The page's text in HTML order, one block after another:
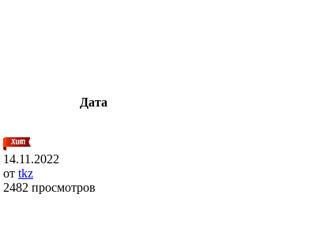
Дата
14.11.2022
от tkz
2482 просмотров